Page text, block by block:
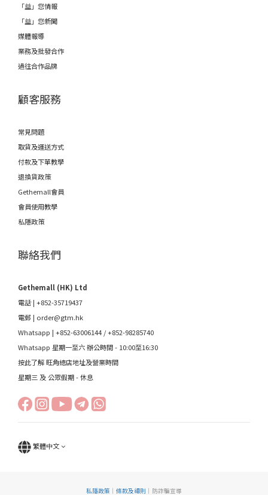
「益」您情報
「益」您新聞
媒體報導
業務及批發合作
過往合作品牌
顧客服務
常見問題
取貨及運送方式
付款及下單教學
退換貨政策
Gethemall會員
會員使用教學
私隱政策
聯絡我們
Gethemall (HK) Ltd
電話 | +852-35719437
電郵 | order@gtm.hk
Whatsapp | +852-63006144 /+852-98285740
Whatsapp 星期一至六 辦公時間 - 10:00至16:30
按此了解 旺角總店地址及營業時間
星期三 及 公眾假期 - 休息
繁體中文
私隱政策 ｜ 條款及細則 ｜防詐騙宣導